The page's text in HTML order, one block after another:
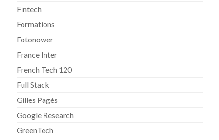
Fintech
Formations
Fotonower
France Inter
French Tech 120
Full Stack
Gilles Pagès
Google Research
GreenTech